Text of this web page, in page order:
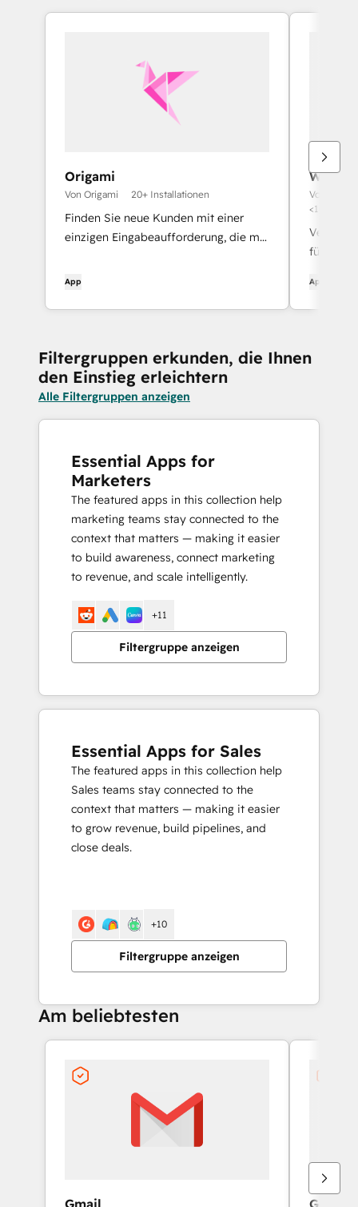
Origami
Von Origami 20+ Installationen
Finden Sie neue Kunden mit einer
einzigen Eingabeaufforderung, die mit
Unternehmen abgeglichen wird.
App
Von
<10
für
App
Filtergruppen erkunden, die Ihnen
den Einstieg erleichtern
Alle Filtergruppen anzeigen
Essential Apps for
Marketers
The featured apps in this collection help
marketing teams stay connected to the
context that matters — making it easier
to build awareness, connect marketing
to revenue, and scale intelligently.
Filtergruppe anzeigen
+11
Essential Apps for Sales
The featured apps in this collection help
Sales teams stay connected to the
context that matters — making it easier
to grow revenue, build pipelines, and
close deals.
Filtergruppe anzeigen
+10
Am beliebtesten
Gmail Google